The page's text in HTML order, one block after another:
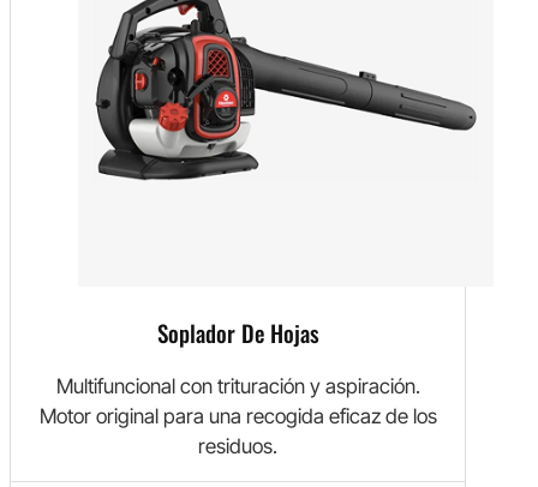
Soplador De Hojas
Multifuncional con trituración y aspiración.
Motor original para una recogida eficaz de los
residuos.